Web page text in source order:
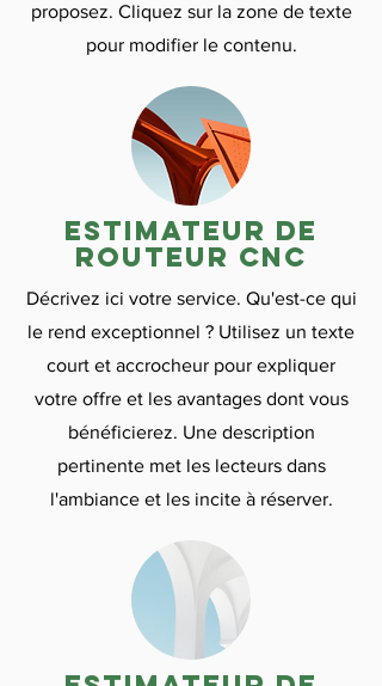
proposez. Cliquez sur la zone de texte
pour modifier le contenu.
Estimateur de
routeur CNC
Décrivez ici votre service. Qu'est-ce qui
le rend exceptionnel ? Utilisez un texte
court et accrocheur pour expliquer
votre offre et les avantages dont vous
bénéficierez. Une description
pertinente met les lecteurs dans
l'ambiance et les incite à réserver.